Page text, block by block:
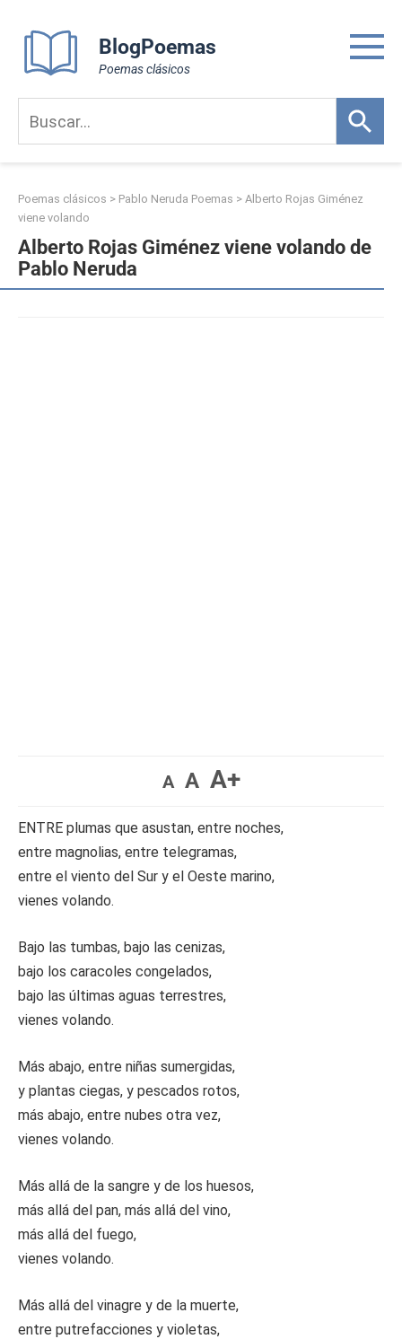
content
BlogPoemas
Poemas clásicos
Poemas clásicos > Pablo Neruda Poemas > Alberto Rojas Giménez
viene volando
Alberto Rojas Giménez viene volando de
Pablo Neruda
A A A+
ENTRE plumas que asustan, entre noches,
entre magnolias, entre telegramas,
entre el viento del Sur y el Oeste marino,
vienes volando.
Bajo las tumbas, bajo las cenizas,
bajo los caracoles congelados,
bajo las últimas aguas terrestres,
vienes volando.
Más abajo, entre niñas sumergidas,
y plantas ciegas, y pescados rotos,
más abajo, entre nubes otra vez,
vienes volando.
Más allá de la sangre y de los huesos,
más allá del pan, más allá del vino,
más allá del fuego,
vienes volando.
Más allá del vinagre y de la muerte,
entre putrefacciones y violetas,